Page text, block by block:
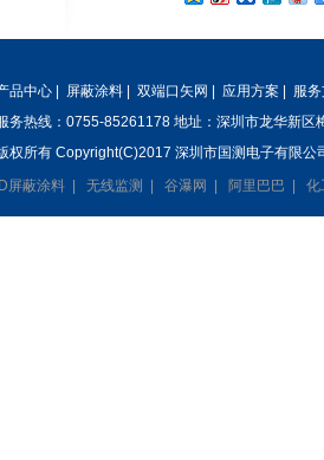
品中心 屏蔽涂料 双端口矢网 应用方案
服
务热线：0755-85261178 地址：深圳市龙华新区
权所有 Copyright(C)2017 深圳市国测电子有限公
屏蔽涂料 无线监测 谷瀑网 阿里巴巴 化